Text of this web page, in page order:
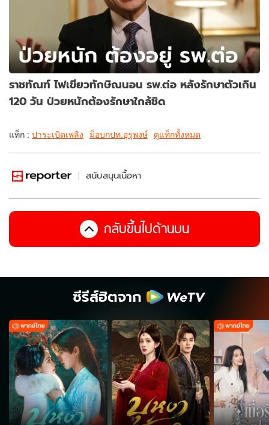
ราชทัณฑ์ ไฟเขียวทักษิณนอน รพ.ต่อ หลังรักษาตัวเกิน
120 วัน ป่วยหนักต้องรักษาใกล้ชิด
แท็ก : ปาระเบิดเพลิง ม็อบกปท.อุรุพงษ์ ดูแท็กทั้งหมด
สนับสนุนเนื้อหา
กลับขึ้นไปด้านบน
ซีรีส์ฮิตจาก